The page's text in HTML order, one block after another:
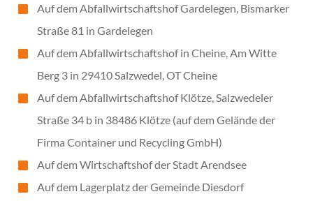
Auf dem Abfallwirtschaftshof Gardelegen, Bismarker
Straße 81 in Gardelegen
Auf dem Abfallwirtschaftshof in Cheine, Am Witte
Berg 3 in 29410 Salzwedel, OT Cheine
Auf dem Abfallwirtschaftshof Klötze, Salzwedeler
Straße 34 b in 38486 Klötze (auf dem Gelände der
Firma Container und Recycling GmbH)
Auf dem Wirtschaftshof der Stadt Arendsee
Auf dem Lagerplatz der Gemeinde Diesdorf